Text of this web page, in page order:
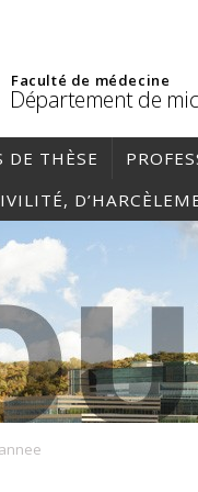
Faculté de médecine
Département de
DE THÈSE